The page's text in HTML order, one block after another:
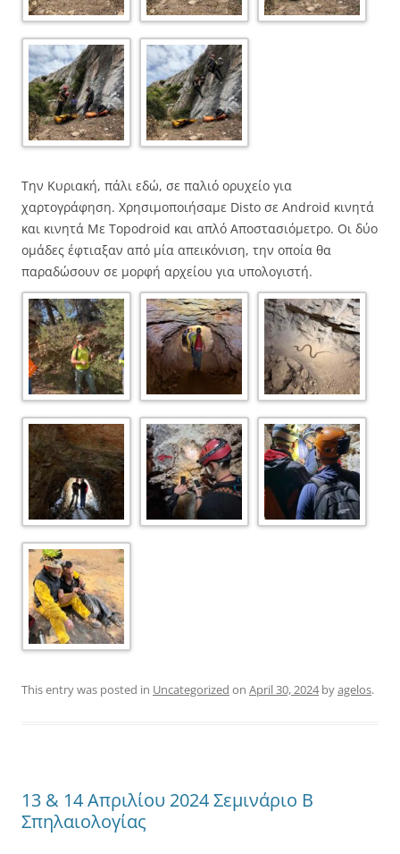
Την Κυριακή, πάλι εδώ, σε παλιό ορυχείο για
χαρτογράφηση. Χρησιμοποιήσαμε Disto σε Android κινητά
και κινητά Με Τopodroid και απλό Αποστασιόμετρο. Οι δύο
ομάδες έφτιαξαν από μία απεικόνιση, την οποία θα
παραδώσουν σε μορφή αρχείου για υπολογιστή.
This entry was posted in Uncategorized on April 30, 2024byagelos.
13 & 14 Απριλίου 2024 Σεμινάριο Β
Σπηλαιολογίας